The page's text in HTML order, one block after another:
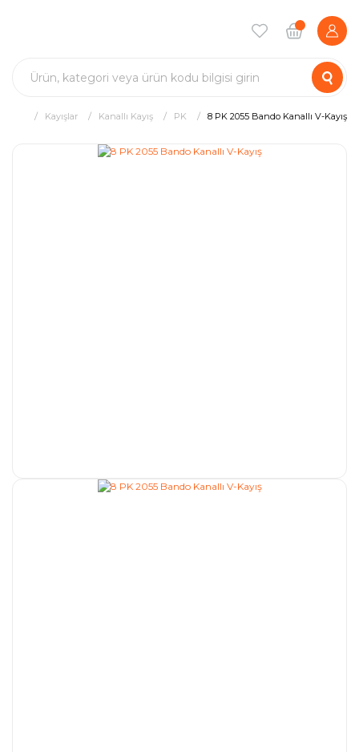
Kayışlar Kanallı Kayış PK 8 PK 2055 Bando Kanallı V-Kayış